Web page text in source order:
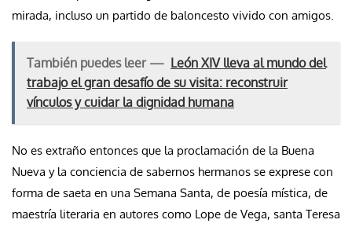
mirada, incluso un partido de baloncesto vivido con amigos.
También puedes leer — León XIV lleva al mundo del
trabajo el gran desafío de su visita: reconstruir
vínculos y cuidar la dignidad humana
No es extraño entonces que la proclamación de la Buena
Nueva y la conciencia de sabernos hermanos se exprese con
forma de saeta en una Semana Santa, de poesía mística, de
maestría literaria en autores como Lope de Vega, santa Teresa